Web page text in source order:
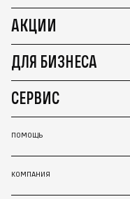
АКЦИИ
ДЛЯ БИЗНЕСА
СЕРВИС
ПОМОЩЬ
КОМПАНИЯ